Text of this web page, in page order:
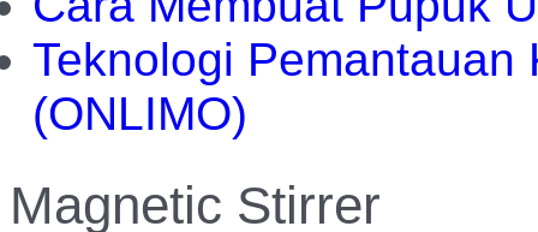
Teknologi Pemantauan
(ONLIMO)
Magnetic Stirrer